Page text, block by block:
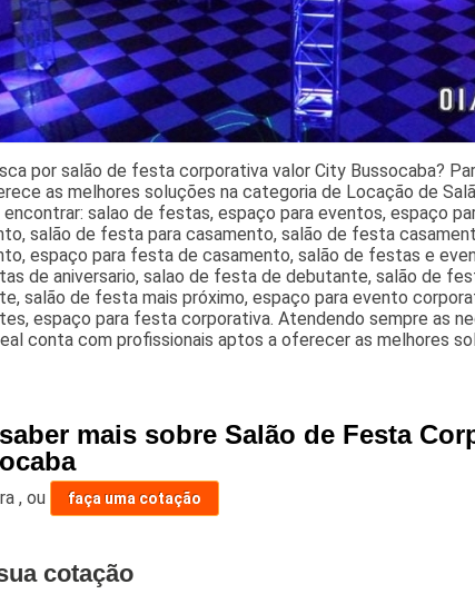
por salão de festa corporativa valor City Bussocaba?
as melhores soluções na categoria de Locação de
salao de festas, espaço para eventos, espaço
salão de festa para casamento, salão de festa
espaço para festa de casamento, salão de festas e
de aniversario, salao de festa de debutante, salão de
salão de festa mais próximo, espaço para evento
espaço para festa corporativa. Atendendo sempre as
conta com profissionais aptos a oferecer as melhores
mais sobre Salão de Festa
,ou faça uma cotação
cotação